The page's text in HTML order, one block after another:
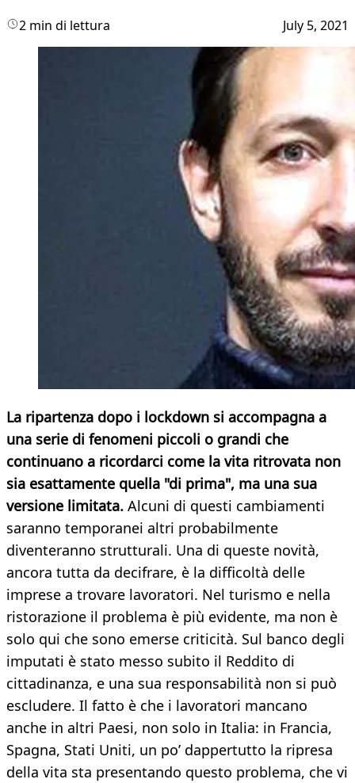
2 min di lettura July 5, 2021
La ripartenza dopo i lockdown si accompagna a
una serie di fenomeni piccoli o grandi che
continuano a ricordarci come la vita ritrovata non
sia esattamente quella "di prima", ma una sua
versione limitata. Alcuni di questi cambiamenti
saranno temporanei altri probabilmente
diventeranno strutturali. Una di queste novità,
ancora tutta da decifrare, è la difficoltà delle
imprese a trovare lavoratori. Nel turismo e nella
ristorazione il problema è più evidente, ma non è
solo qui che sono emerse criticità. Sul banco degli
imputati è stato messo subito il Reddito di
cittadinanza, e una sua responsabilità non si può
escludere. Il fatto è che i lavoratori mancano
anche in altri Paesi, non solo in Italia: in Francia,
Spagna, Stati Uniti, un po’ dappertutto la ripresa
della vita sta presentando questo problema, che vi